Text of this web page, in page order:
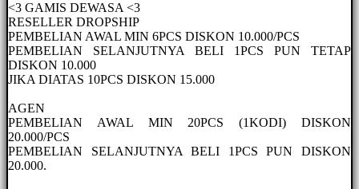
<3 GAMIS DEWASA <3
RESELLER DROPSHIP
PEMBELIAN AWAL MIN 6PCS DISKON 10.000/PCS
PEMBELIAN SELANJUTNYA BELI 1PCS PUN TETAP
DISKON 10.000
JIKA DIATAS 10PCS DISKON 15.000
AGEN
PEMBELIAN AWAL MIN 20PCS (1KODI) DISKON
20.000/PCS
PEMBELIAN SELANJUTNYA BELI 1PCS PUN DISKON
20.000.